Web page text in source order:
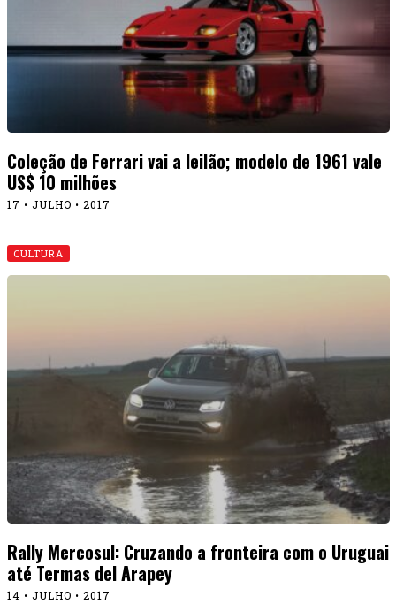
Coleção de Ferrari vai a leilão; modelo de 1961 vale
US$ 10 milhões
17 • JULHO • 2017
CULTURA
Rally Mercosul: Cruzando a fronteira com o Uruguai
até Termas del Arapey
14 • JULHO • 2017